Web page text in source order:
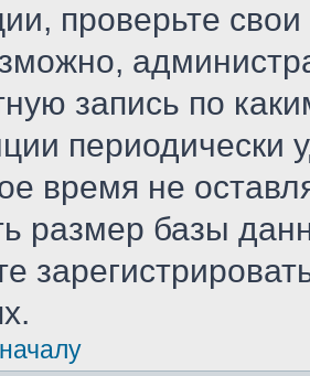
проверьте
запись по
периодически
время не
размер базы